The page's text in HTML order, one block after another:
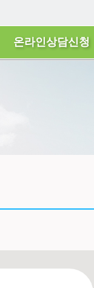
온라인상담신청